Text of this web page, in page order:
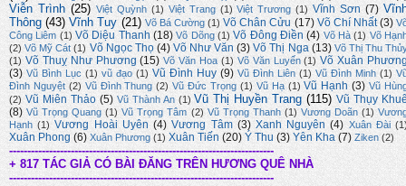
Viễn Trình (25) Việt Quỳnh (1) Việt Trang (1) Việt Trương (1) Vĩnh Sơn (7)
Thông (43) Vĩnh Tuy (21) Võ Bá Cường (1) Võ Chân Cửu (17) Võ Chí Nhất (3)
Công Liêm (1) Võ Diệu Thanh (18) Võ Dõng (1) Võ Đông Điền (4) Võ Hà (1) Võ
(2) Võ Mỹ Cát (1) Võ Ngọc Thọ (4) Võ Như Văn (3) Võ Thị Nga (13) Võ Thị Thu
(1) Võ Thuỵ Như Phương (15) Võ Văn Hoa (1) Võ Văn Luyến (1) Võ Xuân
(3) Vũ Bình Lục (1) vũ đạo (1) Vũ Đình Huy (9) Vũ Đình Liên (1) Vũ Đình Minh (1)
Đình Nguyệt (2) Vũ Đình Thung (2) Vũ Đức Trọng (1) Vũ Hạ (1) Vũ Hạnh (3) Vũ
(2) Vũ Miên Thảo (5) Vũ Thành An (1) Vũ Thị Huyền Trang (115) Vũ Thụy
(8) Vũ Trọng Quang (1) Vũ Trọng Tâm (2) Vũ Trọng Thanh (1) Vương Doãn (1)
Hạnh (1) Vương Hoài Uyên (4) Vương Tâm (3) Xanh Nguyên (4) Xuân Đài
Xuân Phong (6) Xuân Phương (1) Xuân Tiến (20) Ý Thu (3) Yên Kha (7) Ziken (2)
-------------------------------------------------------------------------
+ 817 TÁC GIẢ CÓ BÀI ĐĂNG TRÊN HƯƠNG QUÊ NHÀ
-------------------------------------------------------------------------